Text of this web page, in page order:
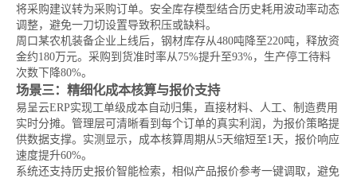
将采购建议转为采购订单。安全库存模型结合历史耗用波动率动态
调整，避免一刀切设置导致积压或缺料。
周口某农机装备企业上线后，钢材库存从480吨降至220吨，释放资
金约180万元。采购到货准时率从75%提升至93%，生产停工待料
次数下降80%。
场景三：精细化成本核算与报价支持
易呈云ERP实现工单级成本自动归集，直接材料、人工、制造费用
实时分摊。管理层可清晰看到每个订单的真实利润，为报价策略提
供数据支撑。实测显示，成本核算周期从5天缩短至1天，报价响应
速度提升60%。
系统还支持历史报价智能检索，相似产品报价参考一键调取，避免